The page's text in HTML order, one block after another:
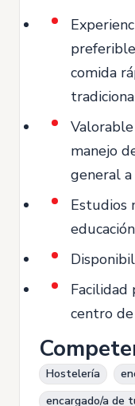
comida
manejo
general
Estudios
Facilidad
centro
Hostelería
encargado/a de